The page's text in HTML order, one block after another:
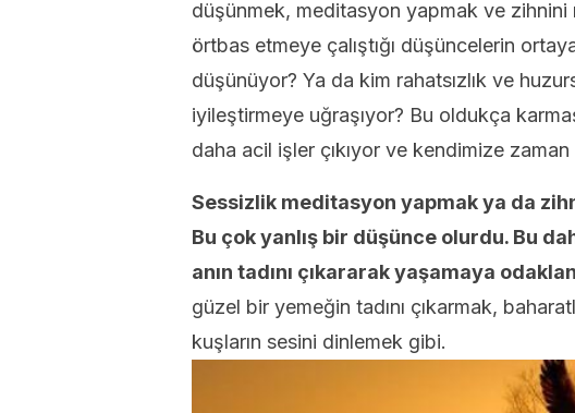
düşünmek, meditasyon yapmak ve zihnini
örtbas etmeye çalıştığı düşüncelerin
düşünüyor? Ya da kim rahatsızlık ve
iyileştirmeye uğraşıyor? Bu oldukça
daha acil işler çıkıyor ve kendimize
Sessizlik meditasyon yapmak ya da
Bu çok yanlış bir düşünce olurdu. Bu
anın tadını çıkararak yaşamaya
güzel bir yemeğin tadını çıkarmak,
kuşların sesini dinlemek gibi.